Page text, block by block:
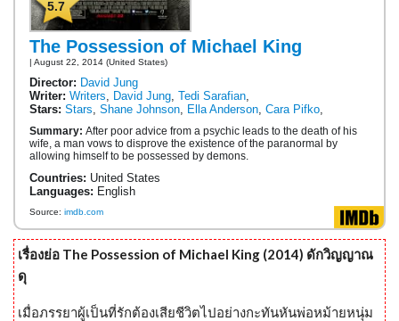
5.7
The Possession of Michael King
| August 22, 2014 (United States)
Director: David Jung
Writer: Writers David Jung Tedi Sarafian
Stars: Stars Shane Johnson Ella Anderson Cara Pifko
Summary: After poor advice from a psychic leads to the death of his
wife, a man vows to disprove the existence of the paranormal by
allowing himself to be possessed by demons.
Countries: United States
Languages: English
Source: imdb.com
เรื่องย่อ The Possession of Michael King (2014) ดักวิญญาณ
ดุ
เมื่อภรรยาผู้เป็นที่รักต้องเสียชีวิตไปอย่างกะทันหันพ่อหม้ายหนุ่ม